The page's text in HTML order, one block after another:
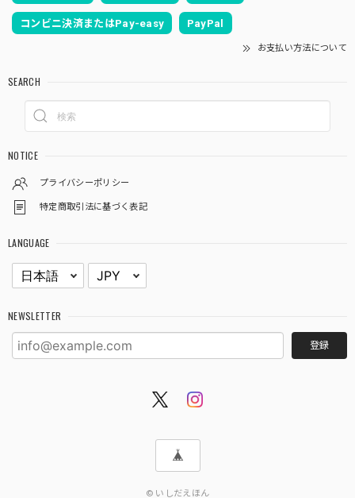
コンビニ決済またはPay-easy PayPal
お支払い方法について
SEARCH
NOTICE
プライバシーポリシー
特定商取引法に基づく表記
LANGUAGE
NEWSLETTER
登録
© いしだえほん